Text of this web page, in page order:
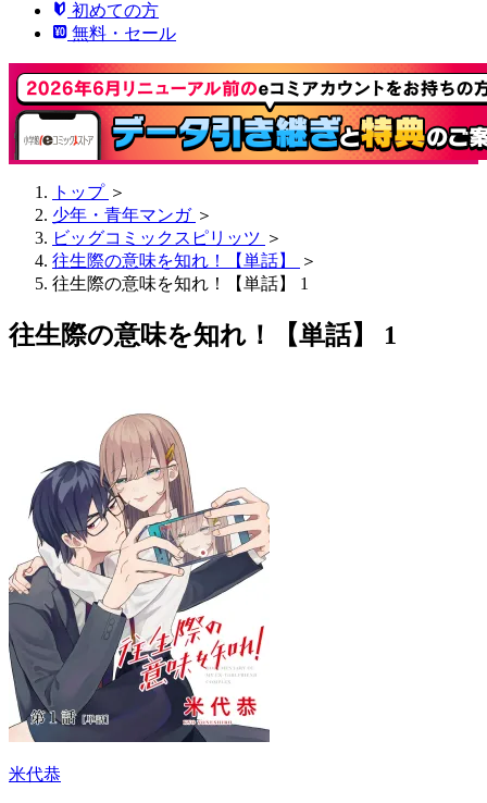
初めての方
無料・セール
トップ ＞
少年・青年マンガ ＞
ビッグコミックスピリッツ ＞
往生際の意味を知れ！【単話】
＞
往生際の意味を知れ！【単話】 1
往生際の意味を知れ！【単話】 1
米代恭